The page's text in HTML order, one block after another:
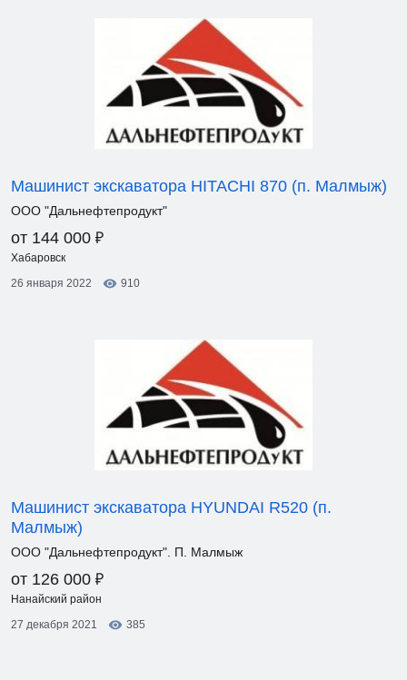
Машинист экскаватора HITACHI 870 (п. Малмыж)
ООО "Дальнефтепродукт"
от 144 000 ₽
Хабаровск
26 января 2022
910
Машинист экскаватора HYUNDAI R520 (п.
Малмыж)
ООО "Дальнефтепродукт". П. Малмыж
от 126 000 ₽
Нанайский район
27 декабря 2021
385